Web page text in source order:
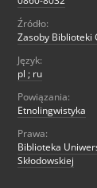
Źródło:
Zasoby Biblioteki
Język:
pl ; ru
Powiązania:
Etnolingwistyka
Prawa:
Biblioteka
Skłodowskiej